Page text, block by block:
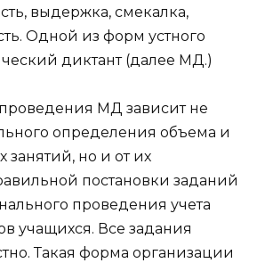
выдержка, смекалка,
Одной из форм устного
диктант (далее МД.)
МД зависит не
определения объема и
занятий, но и от их
постановки заданий
проведения учета
учащихся. Все задания
Такая форма организации